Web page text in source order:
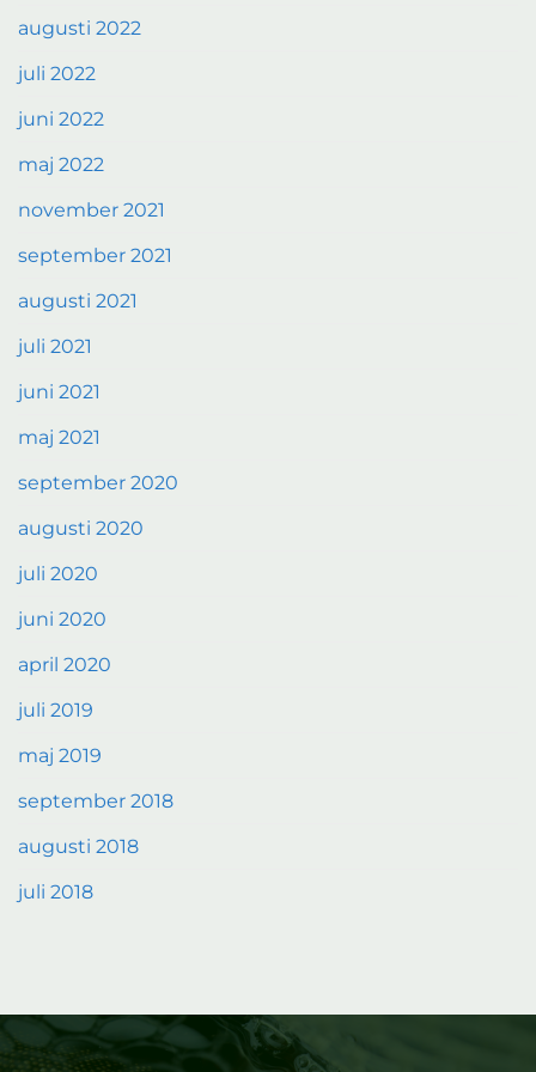
augusti 2022
juli 2022
juni 2022
maj 2022
november 2021
september 2021
augusti 2021
juli 2021
juni 2021
maj 2021
september 2020
augusti 2020
juli 2020
juni 2020
april 2020
juli 2019
maj 2019
september 2018
augusti 2018
juli 2018